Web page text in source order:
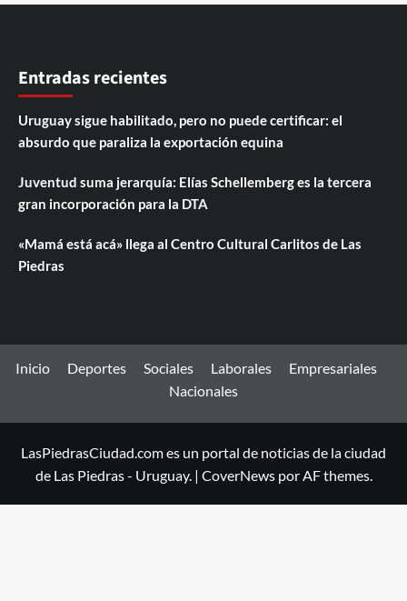
Entradas recientes
Uruguay sigue habilitado, pero no puede certificar: el
absurdo que paraliza la exportación equina
Juventud suma jerarquía: Elías Schellemberg es la tercera
gran incorporación para la DTA
«Mamá está acá» llega al Centro Cultural Carlitos de Las
Piedras
Inicio Deportes Sociales Laborales
Empresariales
Nacionales
LasPiedrasCiudad.com es un portal de noticias de la ciudad
de Las Piedras - Uruguay. | CoverNewspor AF themes.